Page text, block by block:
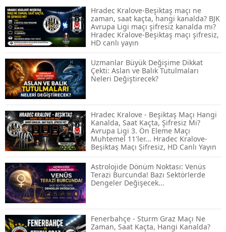
Spot ve Vadeli İşlem Arasındaki Farklar |
Hangi Piyasa Sizin İçin Daha Uygun?
ABD-İran Anlaşması Sonrası Altın
Rekora Koştu, Petrol Fiyatları Sert Düştü
Temmuz 2026 Maaş Zammı Netleşiyor!
Memur, Emekli ve Sosyal Yardımlarda
Yeni Oranlar
KOSGEB’den KOBİ’lere Dev Finansman
Hamlesi: 36 Ay Vadeli 30 Milyon TL
Destek
Hradec Kralove-Beşiktaş maçı ne
zaman, saat kaçta, hangi kanalda? BJK
Avrupa Ligi maçı şifresiz kanalda mı?
Hradec Kralove-Beşiktaş maçı şifresiz,
HD canlı yayın
Uzmanlar Büyük Değişime Dikkat
Çekti: Aslan ve Balık Tutulmaları
Neleri Değiştirecek?
Hradec Kralove - Beşiktaş Maçı Hangi
Kanalda, Saat Kaçta, Şifresiz Mi?
Avrupa Ligi 3. Ön Eleme Maçı
Muhtemel 11'ler... Hradec Kralove-
Beşiktaş Maçı Şifresiz, HD Canlı Yayın
Astrolojide Dönüm Noktası: Venüs
Terazi Burcunda! Bazı Sektörlerde
Dengeler Değişecek...
Fenerbahçe - Sturm Graz Maçı Ne
Zaman, Saat Kaçta, Hangi Kanalda?